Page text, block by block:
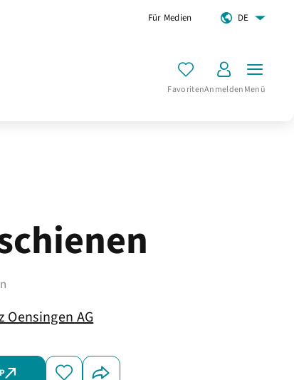
Für Medien DE
FavoritenAnmeldenMenü
Oensingen AG